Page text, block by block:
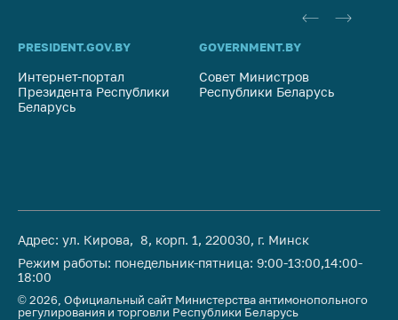
PRESIDENT.GOV.BY
Интернет-портал
Президента Республики
Беларусь
GOVERNMENT.BY
Совет Министров
Республики Беларусь
Адрес: ул. Кирова, 8, корп. 1, 220030, г. Минск
Режим работы: понедельник-пятница: 9:00-13:00,14:00-
18:00
© 2026, Официальный сайт Министерства антимонопольного
регулирования и торговли Республики Беларусь